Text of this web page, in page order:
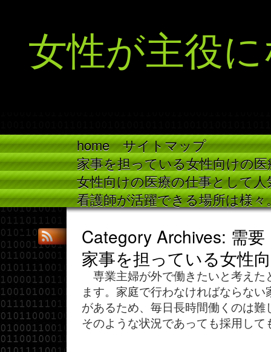
女性が主役
home
サイトマップ
家事を担っている女性向けの
女性向けの医療の仕事として
看護師が活躍できる場所は様々
Category Archives: 需要
家事を担っている女性
専業主婦が外で働きたいと考えた
ます。家庭で行わなければならな
があるため、毎日長時間働くのは
そのような状況であっても採用し